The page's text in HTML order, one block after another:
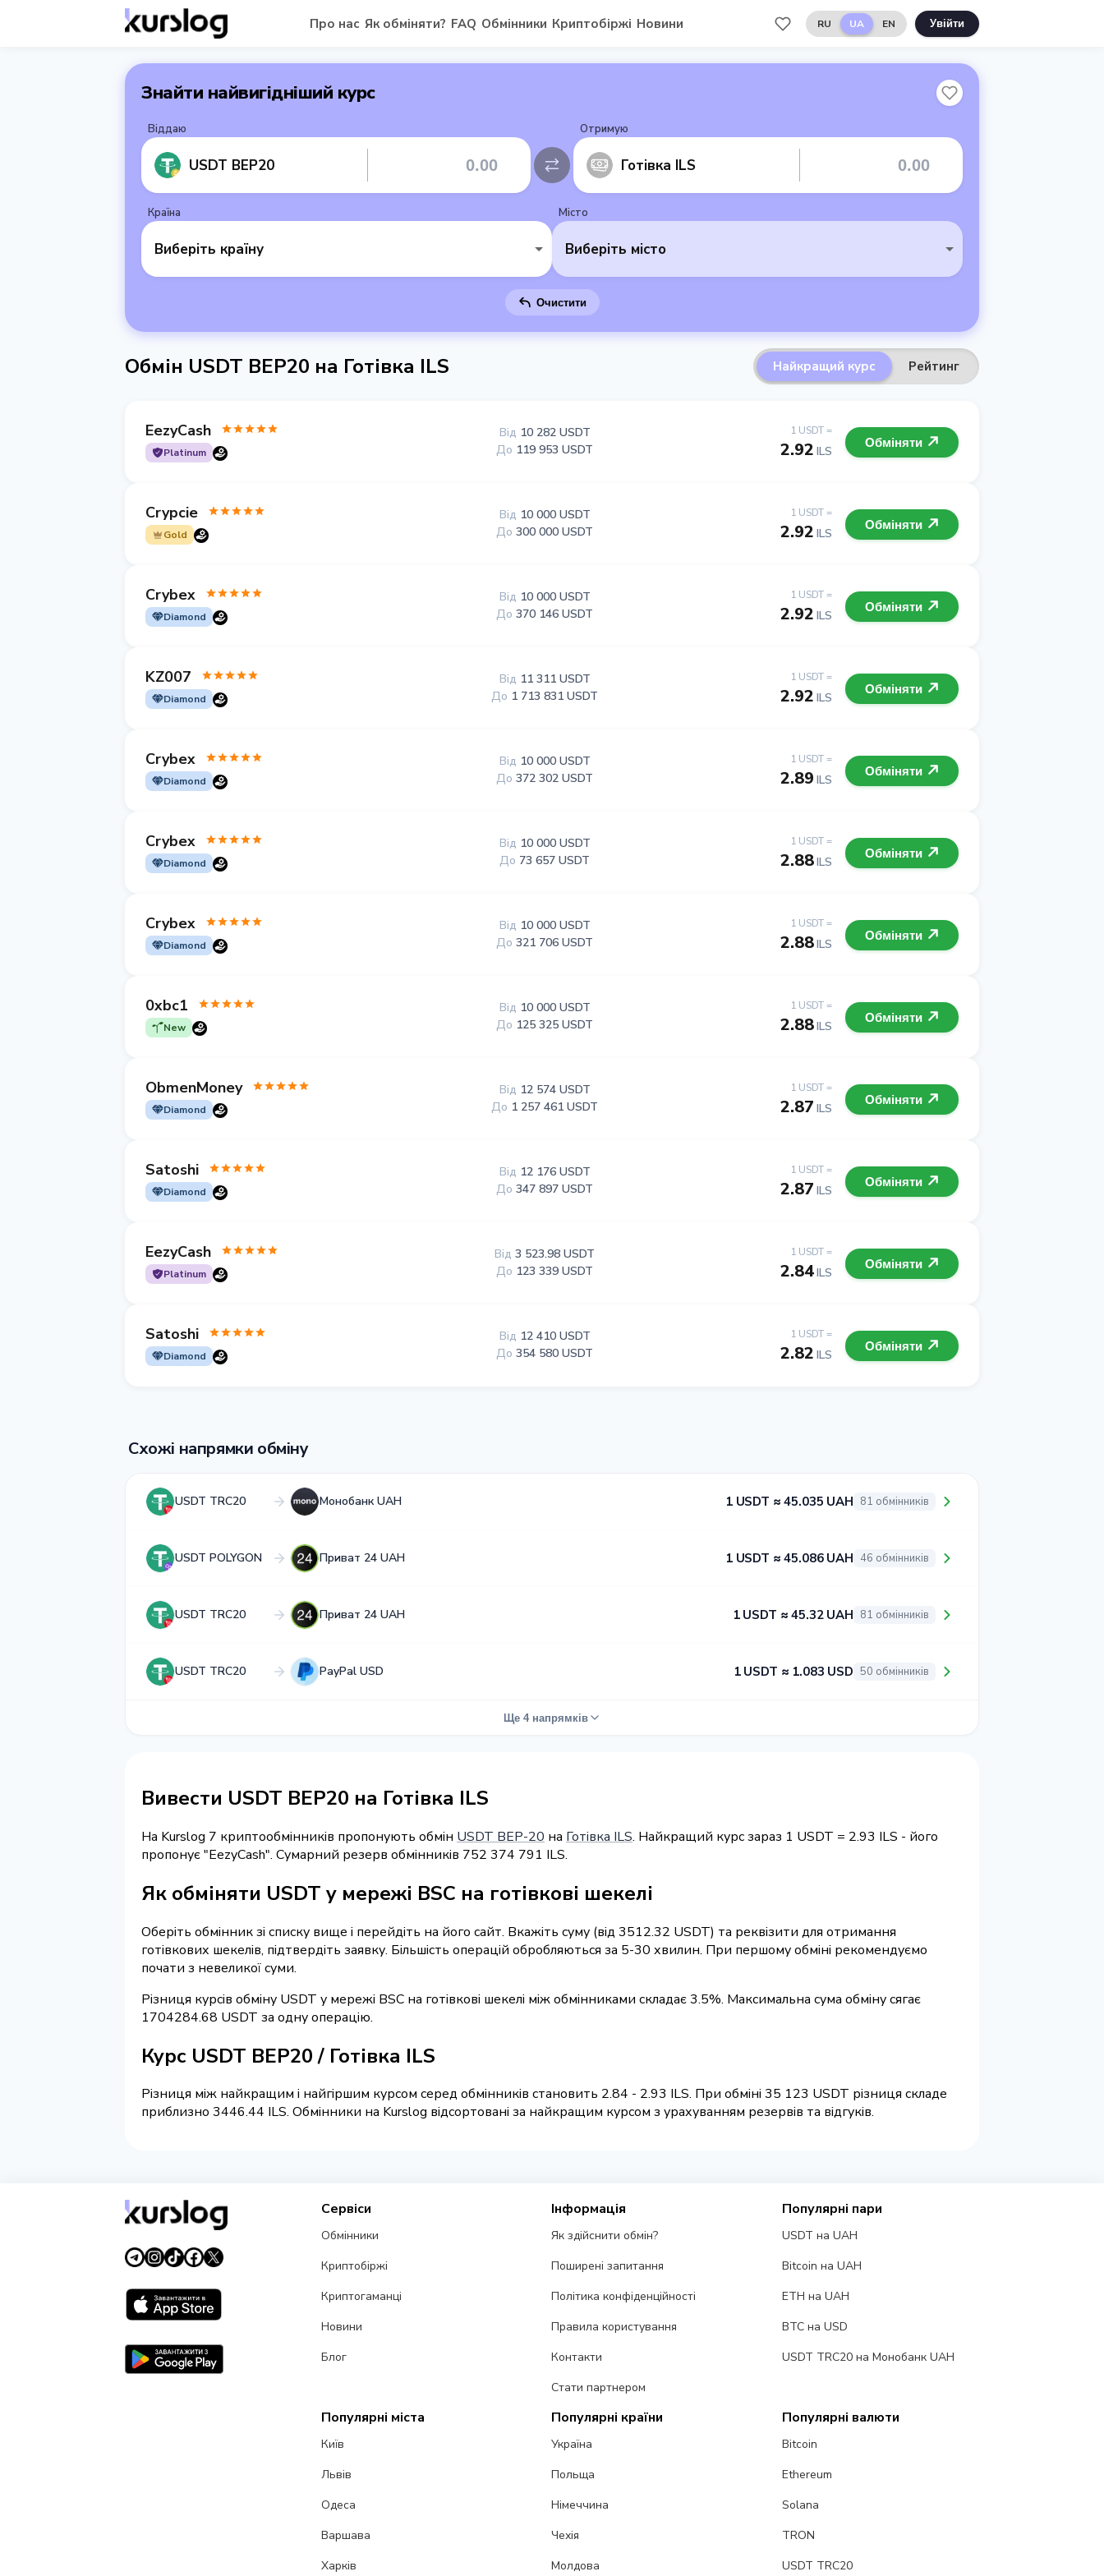
Про нас Як обміняти? FAQ Обмінники Криптобіржі Новини RU UA EN Увійти
Знайти найвигідніший курс
Віддаю
USDT BEP20
Отримую
Готівка ILS
Країна
Виберіть країну
Місто
Виберіть місто
Очистити
Обмін USDT BEP20 на Готівка ILS Найкращий курс Рейтинг
EezyCash
Platinum
1 USDT =
2.92 ILS
Від 10 282 USDT
До 119 953 USDT Обміняти
Crypcie
Gold
1 USDT =
2.92 ILS
Від 10 000 USDT
До 300 000 USDT Обміняти
Crybex
Diamond
1 USDT =
2.92 ILS
Від 10 000 USDT
До 370 146 USDT Обміняти
KZ007
Diamond
1 USDT =
2.92 ILS
Від 11 311 USDT
До 1 713 831 USDT Обміняти
Crybex
Diamond
1 USDT =
2.89 ILS
Від 10 000 USDT
До 372 302 USDT Обміняти
Crybex
Diamond
1 USDT =
2.88ILS
Від 10 000 USDT
До 73 657 USDT Обміняти
Crybex
Diamond
1 USDT =
2.88ILS
Від 10 000 USDT
До 321 706 USDT Обміняти
0xbc1
New
1 USDT =
2.88ILS
Від 10 000 USDT
До 125 325 USDT Обміняти
ObmenMoney
Diamond
1 USDT =
2.87 ILS
Від 12 574 USDT
До 1 257 461 USDT Обміняти
Satoshi
Diamond
1 USDT =
2.87 ILS
Від 12 176 USDT
До 347 897 USDT Обміняти
EezyCash
Platinum
1 USDT =
2.84ILS
Від 3 523.98 USDT
До 123 339 USDT Обміняти
Satoshi
Diamond
1 USDT =
2.82 ILS
Від 12 410 USDT
До 354 580 USDT Обміняти
Схожі напрямки обміну
USDT TRC20 Монобанк UAH 1 USDT ≈ 45.035 UAH 81 обмінників
USDT POLYGON Приват 24 UAH 1 USDT ≈ 45.086 UAH 46 обмінників
USDT TRC20 Приват 24 UAH 1 USDT ≈ 45.32 UAH 81 обмінників
USDT TRC20 PayPal USD 1 USDT ≈ 1.083 USD 50 обмінників
Ще 4 напрямків
Вивести USDT BEP20 на Готівка ILS
На Kurslog 7 криптообмінників пропонують обмін USDT BEP-20 на Готівка ILS. Найкращий курс зараз 1 USDT = 2.93 ILS - його
пропонує "EezyCash". Сумарний резерв обмінників 752 374 791 ILS.
Як обміняти USDT у мережі BSC на готівкові шекелі
Оберіть обмінник зі списку вище і перейдіть на його сайт. Вкажіть суму (від 3512.32 USDT) та реквізити для отримання
готівкових шекелів, підтвердіть заявку. Більшість операцій обробляються за 5-30 хвилин. При першому обміні рекомендуємо
почати з невеликої суми.
Різниця курсів обміну USDT у мережі BSC на готівкові шекелі між обмінниками складає 3.5%. Максимальна сума обміну сягає
1704284.68 USDT за одну операцію.
Курс USDT BEP20 / Готівка ILS
Різниця між найкращим і найгіршим курсом серед обмінників становить 2.84 - 2.93 ILS. При обміні 35 123 USDT різниця складе
приблизно 3446.44 ILS. Обмінники на Kurslog відсортовані за найкращим курсом з урахуванням резервів та відгуків.
Сервіси
Обмінники
Криптобіржі
Криптогаманці
Новини
Блог
Інформація
Як здійснити обмін?
Поширені запитання
Політика конфіденційності
Правила користування
Контакти
Стати партнером
Популярні пари
USDT на UAH
Bitcoin на UAH
ETH на UAH
BTC на USD
USDT TRC20 на Монобанк UAH
Популярні міста
Київ
Львів
Одеса
Варшава
Харків
Популярні країни
Україна
Польща
Німеччина
Чехія
Молдова
Популярні валюти
Bitcoin
Ethereum
Solana
TRON
USDT TRC20